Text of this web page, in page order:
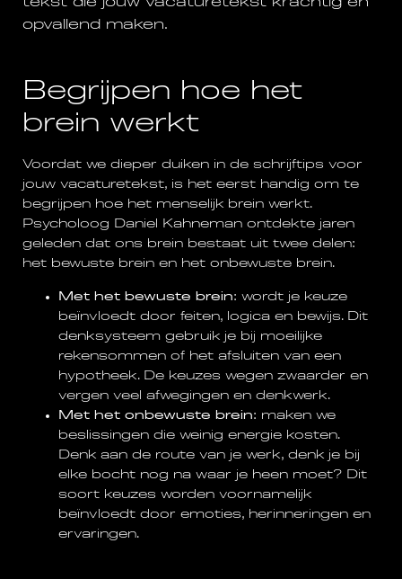
opvallend maken.
Begrijpen hoe het
brein werkt
Voordat we dieper duiken in de schrijftips voor
jouw vacaturetekst, is het eerst handig om te
begrijpen hoe het menselijk brein werkt.
Psycholoog Daniel Kahneman ontdekte jaren
geleden dat ons brein bestaat uit twee delen:
het bewuste brein en het onbewuste brein.
Met het bewuste brein: wordt je keuze
beïnvloedt door feiten, logica en bewijs. Dit
denksysteem gebruik je bij moeilijke
rekensommen of het afsluiten van een
hypotheek. De keuzes wegen zwaarder en
vergen veel afwegingen en denkwerk.
Met het onbewuste brein: maken we
beslissingen die weinig energie kosten.
Denk aan de route van je werk, denk je bij
elke bocht nog na waar je heen moet? Dit
soort keuzes worden voornamelijk
beïnvloedt door emoties, herinneringen en
ervaringen.